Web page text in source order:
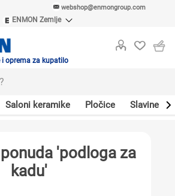
webshop@enmongroup.com
ENMON Zemlje
ENMON MKD
i oprema za kupatilo
Saloni keramike Pločice Slavine
'podloga za
kadu'